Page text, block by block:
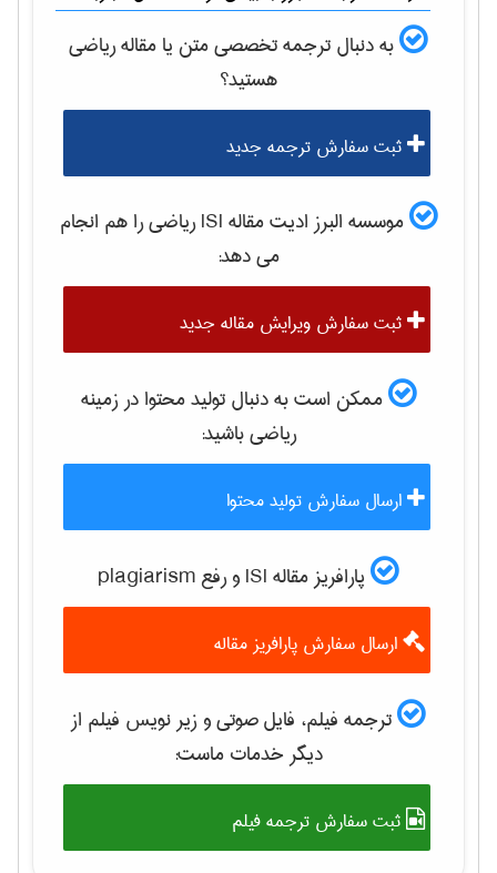
به دنبال ترجمه تخصصی متن یا مقالهرياضی
هستید؟
ثبت سفارش ترجمه جدید
موسسه البرز ادیت مقاله ISI رياضیرا هم انجام
می دهد:
ثبت سفارش ویرایش مقاله جدید
ممکن است به دنبال تولید محتوا در زمینه
رياضیباشید:
ارسال سفارش تولید محتوا
پارافریز مقاله ISI و رفع plagiarism
ارسال سفارش پارافریز مقاله
ترجمه فیلم، فایل صوتی و زیر نویس فیلم از
دیگر خدمات ماست:
ثبت سفارش ترجمه فیلم